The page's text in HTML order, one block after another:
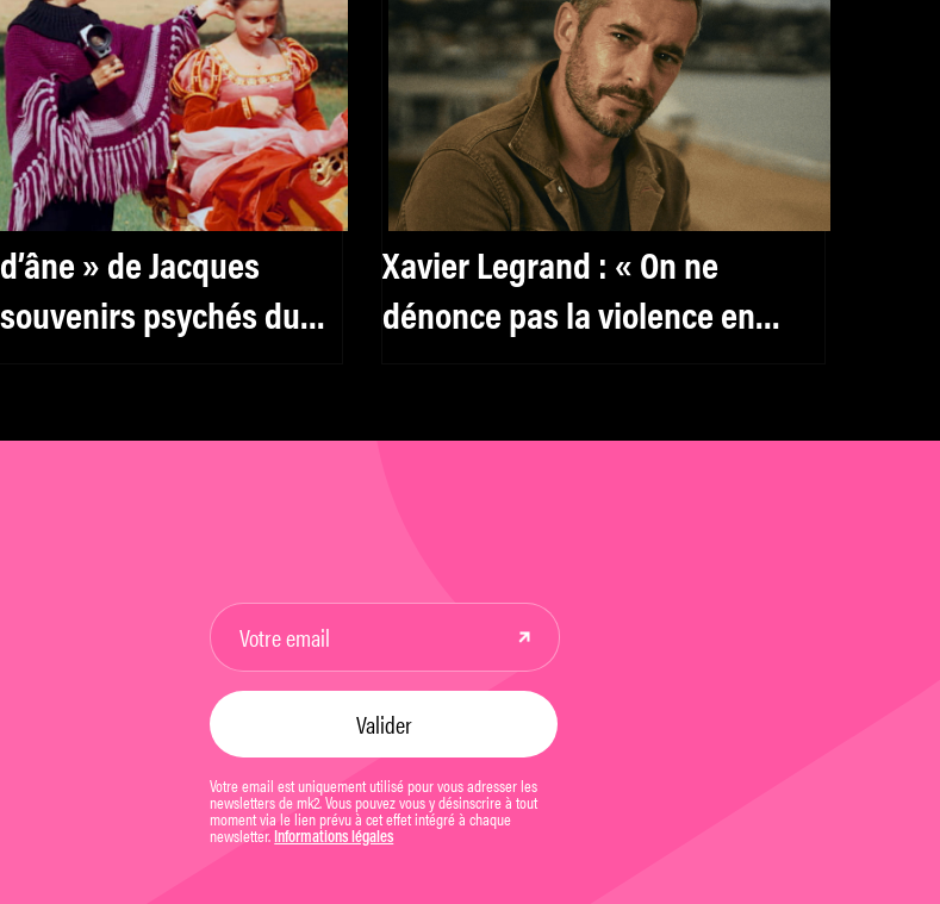
» de Jacques
psychés du
Xavier Legrand : « On ne
dénonce pas la violence en
Votre email est uniquement utilisé pour vous adresser les
newsletters de mk2. Vous pouvez vous y désinscrire à tout
moment via le lien prévu à cet effet intégré à chaque
newsletter. Informations légales